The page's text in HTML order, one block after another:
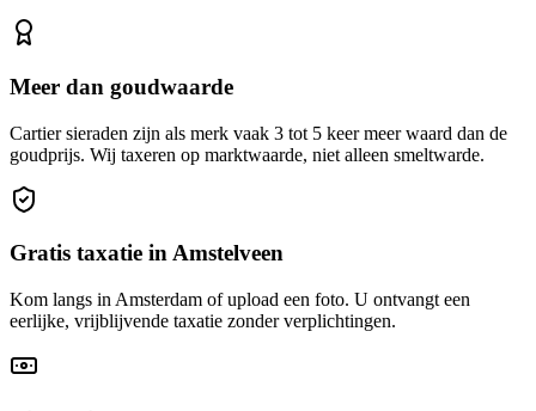
Meer dan goudwaarde
Cartier sieraden zijn als merk vaak 3 tot 5 keer meer waard dan de
goudprijs. Wij taxeren op marktwaarde, niet alleen smeltwarde.
Gratis taxatie in Amstelveen
Kom langs in Amsterdam of upload een foto. U ontvangt een
eerlijke, vrijblijvende taxatie zonder verplichtingen.